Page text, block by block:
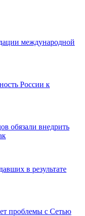
международной
России к
обязали внедрить
в результате
проблемы с Сетью